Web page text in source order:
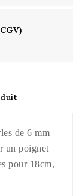
de 6 mm
un poignet
pour 18cm,